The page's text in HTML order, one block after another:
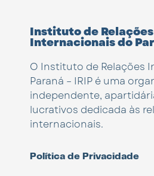
Instituto de Relações
Internacionais do
O Instituto de Relações
Paraná – IRIP é uma
independente,
lucrativos dedicada às
internacionais.
Política de Privacidade